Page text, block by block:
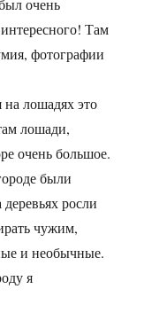
очень
Там
фотографии
на лошадях это
лошади,
очень большое.
были
росли
чужим,
и необычные.
я